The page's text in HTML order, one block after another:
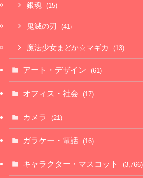
銀魂 (15)
鬼滅の刃 (41)
魔法少女まどか☆マギカ (13)
アート・デザイン (61)
オフィス・社会 (17)
カメラ (21)
ガラケー・電話 (16)
キャラクター・マスコット (3,766)